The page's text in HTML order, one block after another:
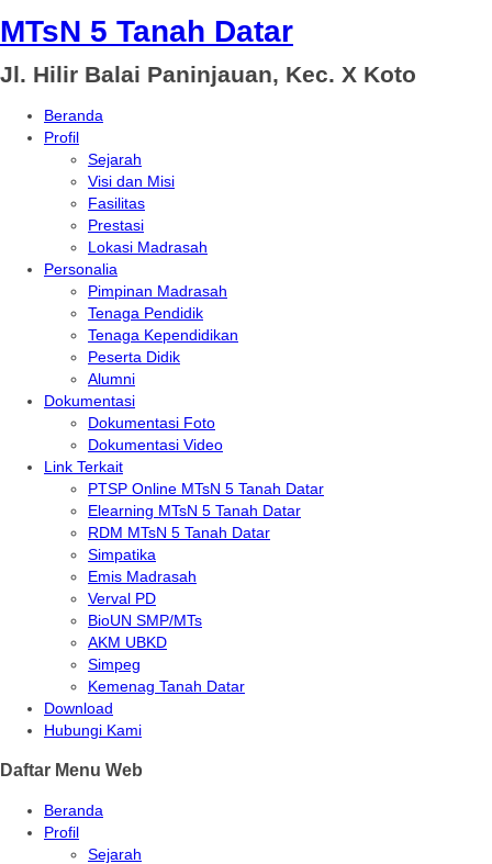
MTsN 5 Tanah Datar
Jl. Hilir Balai Paninjauan, Kec. X Koto
Beranda
Profil
Sejarah
Visi dan Misi
Fasilitas
Prestasi
Lokasi Madrasah
Personalia
Pimpinan Madrasah
Tenaga Pendidik
Tenaga Kependidikan
Peserta Didik
Alumni
Dokumentasi
Dokumentasi Foto
Dokumentasi Video
Link Terkait
PTSP Online MTsN 5 Tanah Datar
Elearning MTsN 5 Tanah Datar
RDM MTsN 5 Tanah Datar
Simpatika
Emis Madrasah
Verval PD
BioUN SMP/MTs
AKM UBKD
Simpeg
Kemenag Tanah Datar
Download
Hubungi Kami
Daftar Menu Web
Beranda
Profil
Sejarah